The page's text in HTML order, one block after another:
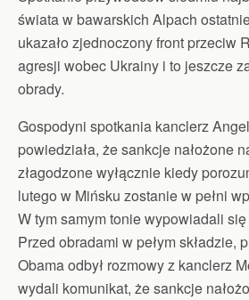
świata w bawarskich Alpach
ukazało zjednoczony front przeciw
agresji wobec Ukrainy i to jeszcze
obrady.
Gospodyni spotkania kanclerz
powiedziała, że sankcje nałożone
złagodzone wyłącznie kiedy
lutego w Mińsku zostanie w pełni
W tym samym tonie wypowiadali
Przed obradami w pełym składzie,
Obama odbył rozmowy z kanclerz
wydali komunikat, że sankcje